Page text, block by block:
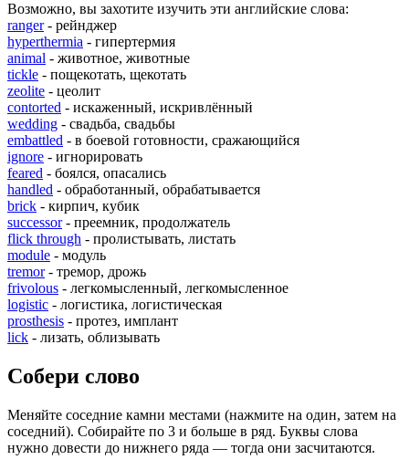
Возможно, вы захотите изучить эти английские слова:
ranger- рейнджер
hyperthermia - гипертермия
animal - животное, животные
tickle - пощекотать, щекотать
zeolite - цеолит
contorted - искаженный, искривлённый
wedding - свадьба, свадьбы
embattled - в боевой готовности, сражающийся
ignore - игнорировать
feared - боялся, опасались
handled - обработанный, обрабатывается
brick - кирпич, кубик
successor- преемник, продолжатель
flick through - пролистывать, листать
module - модуль
tremor- тремор, дрожь
frivolous - легкомысленный, легкомысленное
logistic - логистика, логистическая
prosthesis - протез, имплант
lick - лизать, облизывать
Собери слово
Меняйте соседние камни местами (нажмите на один, затем на
соседний). Собирайте по 3 и больше в ряд. Буквы слова
нужно довести до нижнего ряда — тогда они засчитаются.